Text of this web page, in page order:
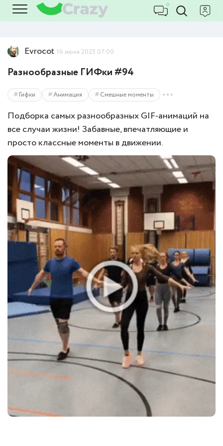
Evrocot 16 июня 2025 07:00
Разнообразные ГИФки #94
Гифки Анимация Смешные моменты
Подборка самых разнообразных GIF-анимаций на
все случаи жизни! Забавные, впечатляющие и
просто классные моменты в движении.